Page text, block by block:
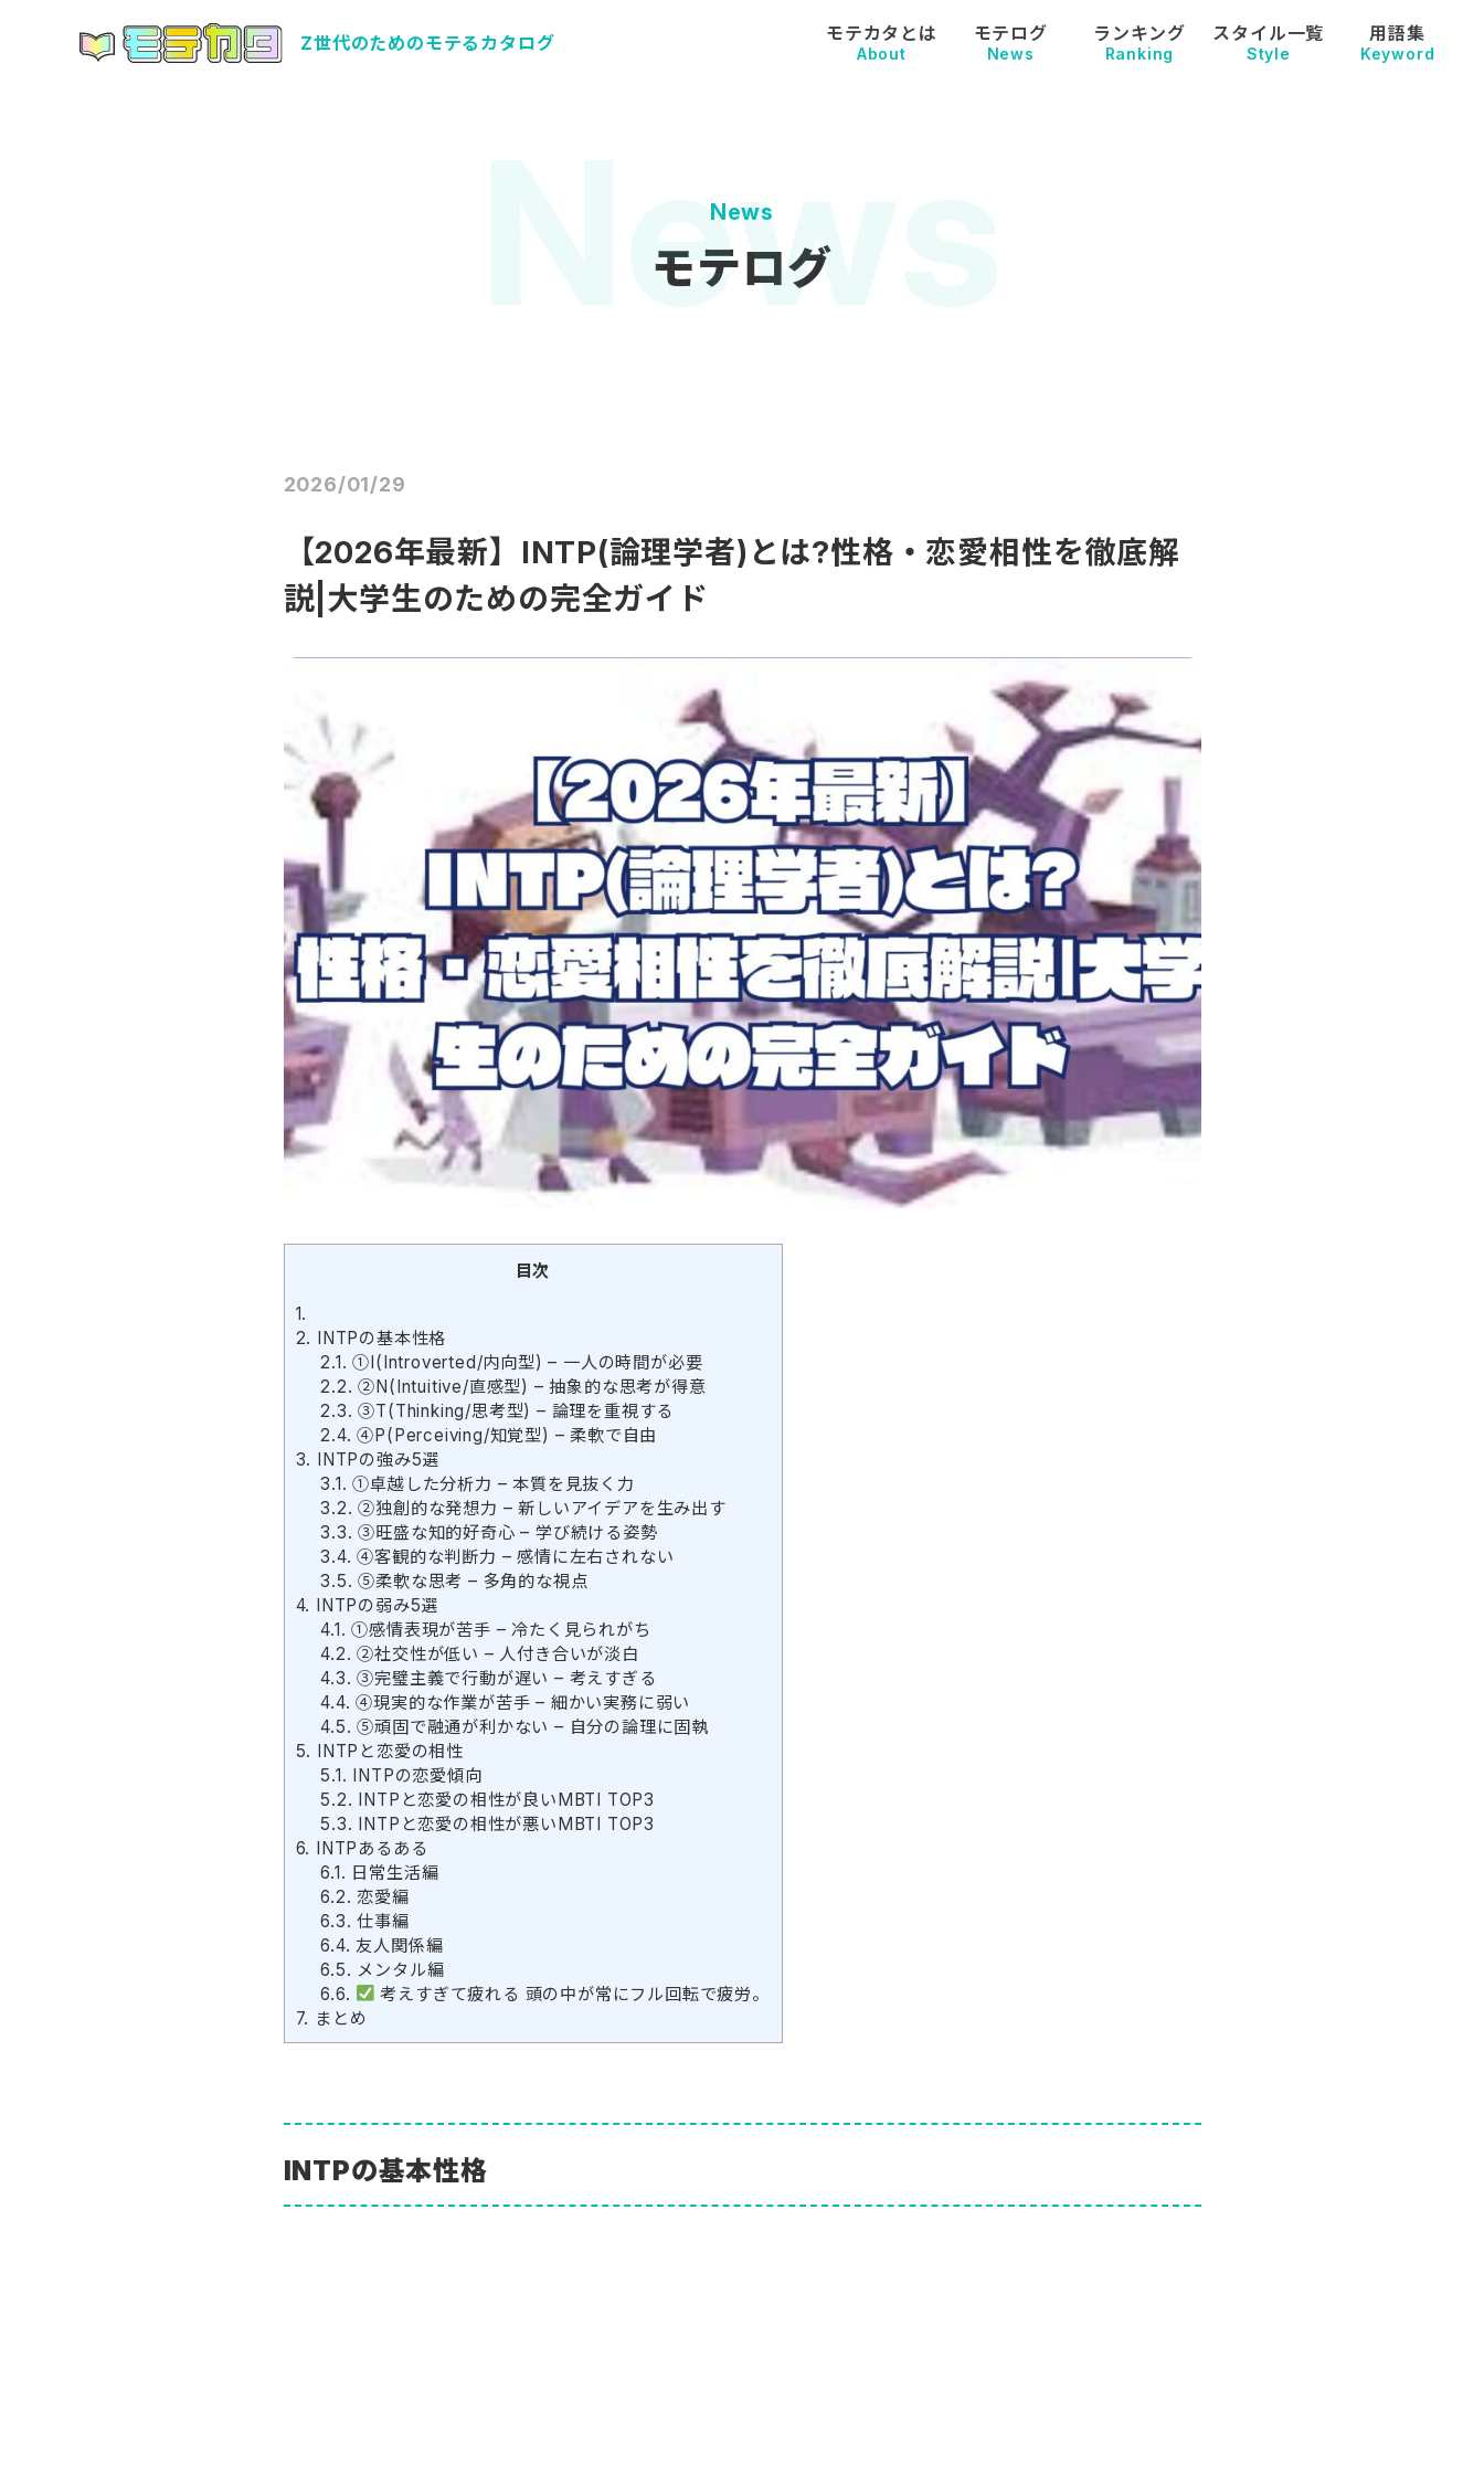
Z世代のためのモテるカタログ モテカタとは
About
モテログ
News
ランキング
Ranking
スタイル一覧
Style
用語集
Keyword
News
モテログ
2026/01/29
【2026年最新】INTP(論理学者)とは?性格・恋愛相性を徹底解
説|大学生のための完全ガイド
目次
1.
2. INTPの基本性格
2.1. ①I(Introverted/内向型) – 一人の時間が必要
2.2. ②N(Intuitive/直感型) – 抽象的な思考が得意
2.3. ③T(Thinking/思考型) – 論理を重視する
2.4. ④P(Perceiving/知覚型) – 柔軟で自由
3. INTPの強み5選
3.1. ①卓越した分析力 – 本質を見抜く力
3.2. ②独創的な発想力 – 新しいアイデアを生み出す
3.3. ③旺盛な知的好奇心 – 学び続ける姿勢
3.4. ④客観的な判断力 – 感情に左右されない
3.5. ⑤柔軟な思考 – 多角的な視点
4. INTPの弱み5選
4.1. ①感情表現が苦手 – 冷たく見られがち
4.2. ②社交性が低い – 人付き合いが淡白
4.3. ③完璧主義で行動が遅い – 考えすぎる
4.4. ④現実的な作業が苦手 – 細かい実務に弱い
4.5. ⑤頑固で融通が利かない – 自分の論理に固執
5. INTPと恋愛の相性
5.1. INTPの恋愛傾向
5.2. INTPと恋愛の相性が良いMBTI TOP3
5.3. INTPと恋愛の相性が悪いMBTI TOP3
6. INTPあるある
6.1. 日常生活編
6.2. 恋愛編
6.3. 仕事編
6.4. 友人関係編
6.5. メンタル編
6.6.
考えすぎて疲れる 頭の中が常にフル回転で疲労。
7. まとめ
INTPの基本性格